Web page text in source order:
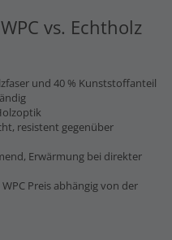
vs. Echtholz
und 40 % Kunststoffanteil
resistent gegenüber
Erwärmung bei direkter
Preis abhängig von der